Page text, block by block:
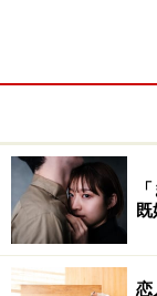
■もしも彼が失
か？
将来を意識した
少なからず気に
たが彼を養え恋